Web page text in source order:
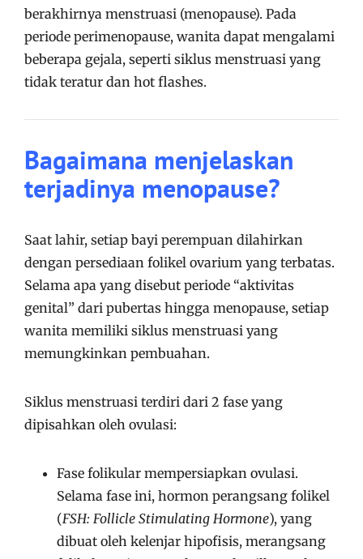
berakhirnya menstruasi (menopause). Pada
periode perimenopause, wanita dapat mengalami
beberapa gejala, seperti siklus menstruasi yang
tidak teratur dan hot flashes.
Bagaimana menjelaskan
terjadinya menopause?
Saat lahir, setiap bayi perempuan dilahirkan
dengan persediaan folikel ovarium yang terbatas.
Selama apa yang disebut periode “aktivitas
genital” dari pubertas hingga menopause, setiap
wanita memiliki siklus menstruasi yang
memungkinkan pembuahan.
Siklus menstruasi terdiri dari 2 fase yang
dipisahkan oleh ovulasi:
Fase folikular mempersiapkan ovulasi.
Selama fase ini, hormon perangsang folikel
(FSH: Follicle Stimulating Hormone), yang
dibuat oleh kelenjar hipofisis, merangsang